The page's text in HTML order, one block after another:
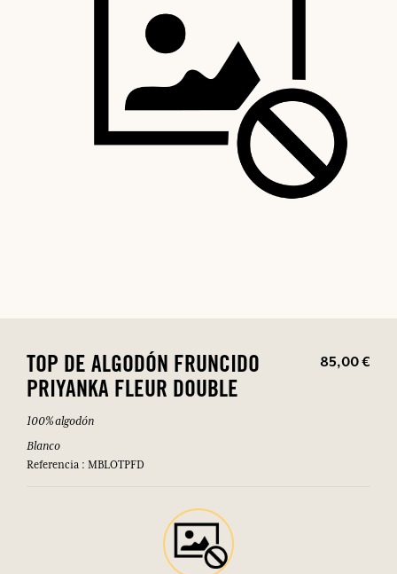
TOP DE ALGODÓN FRUNCIDO
PRIYANKA FLEUR DOUBLE
85,00 €
100% algodón
Blanco
Referencia : MBLOTPFD